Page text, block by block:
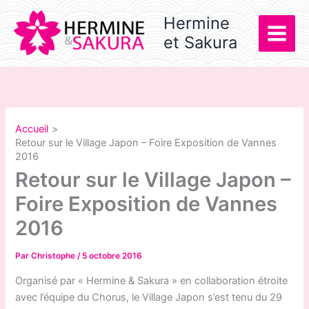
contenu
Hermine
et Sakura
Accueil
Retour sur le Village Japon – Foire Exposition de Vannes
2016
Retour sur le Village Japon –
Foire Exposition de Vannes
2016
ParChristophe/ 5 octobre 2016
Organisé par « Hermine & Sakura » en collaboration étroite
avec l’équipe du Chorus, le Village Japon s’est tenu du 29